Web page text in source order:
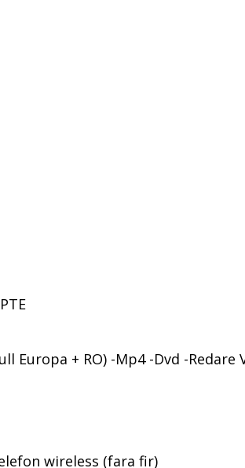
+ RO) -Mp4 -Dvd -Redare
wireless (fara fir)